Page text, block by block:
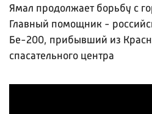
Ямал продолжает борьбу с
Главный помощник -
Бе-200, прибывший из
спасательного центра